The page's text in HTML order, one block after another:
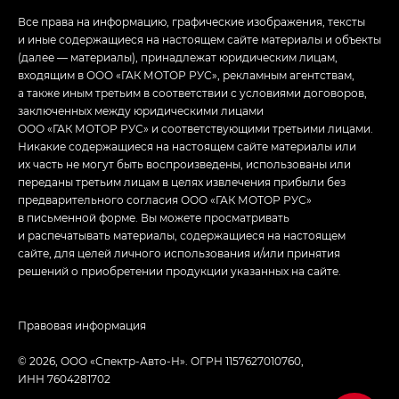
Все права на информацию, графические изображения, тексты
и иные содержащиеся на настоящем сайте материалы и объекты
(далее — материалы), принадлежат юридическим лицам,
входящим в ООО «ГАК МОТОР РУС», рекламным агентствам,
а также иным третьим в соответствии с условиями договоров,
заключенных между юридическими лицами
ООО «ГАК МОТОР РУС» и соответствующими третьими лицами.
Никакие содержащиеся на настоящем сайте материалы или
их часть не могут быть воспроизведены, использованы или
переданы третьим лицам в целях извлечения прибыли без
предварительного согласия ООО «ГАК МОТОР РУС»
в письменной форме. Вы можете просматривать
и распечатывать материалы, содержащиеся на настоящем
сайте, для целей личного использования и/или принятия
решений о приобретении продукции указанных на сайте.
© 2026, ООО «Спектр-Авто-Н». ОГРН 1157627010760,
ИНН 7604281702
Правовая информация